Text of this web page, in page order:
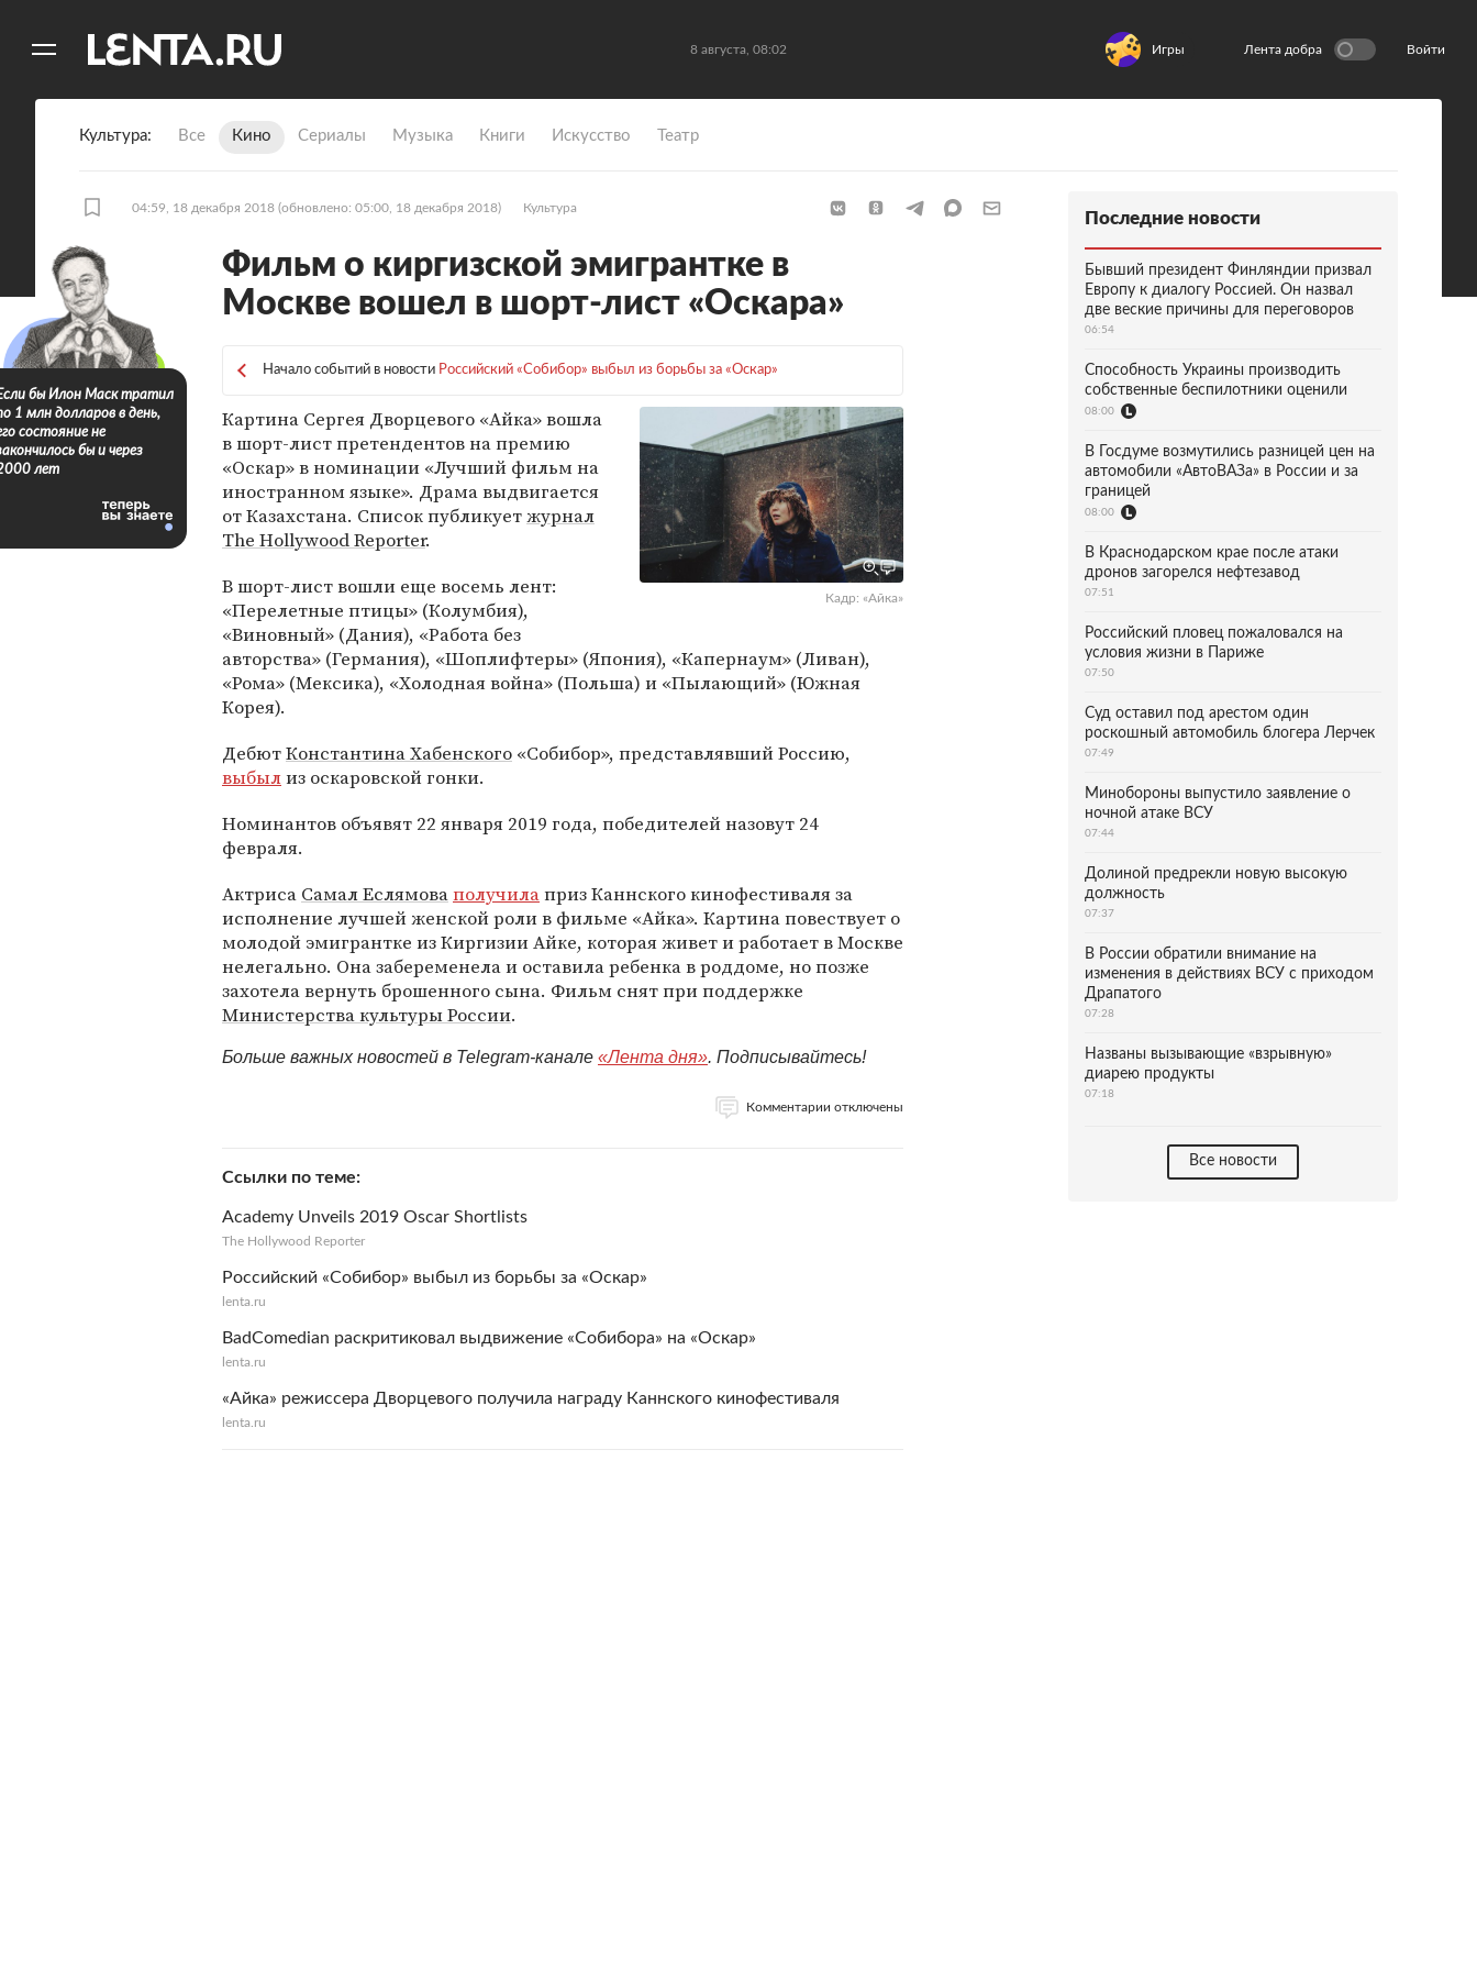
8 августа, 08:02 Игры Лента добра Войти
Культура Все Кино Сериалы Музыка Книги Искусство Театр
04:59, 18 декабря 2018 (обновлено: 05:00, 18 декабря 2018) Культура
Фильм о киргизской эмигрантке в
Москве вошел в шорт-лист «Оскара»
Начало событий в новости Российский «Собибор» выбыл из борьбы за «Оскар»
Кадр: «Айка»
Картина Сергея Дворцевого «Айка» вошла
в шорт-лист претендентов на премию
«Оскар» в номинации «Лучший фильм на
иностранном языке». Драма выдвигается
от Казахстана. Список публикуетжурнал
The Hollywood Reporter.
В шорт-лист вошли еще восемь лент:
«Перелетные птицы» (Колумбия),
«Виновный» (Дания), «Работа без
авторства» (Германия), «Шоплифтеры» (Япония), «Капернаум» (Ливан),
«Рома» (Мексика), «Холодная война» (Польша) и «Пылающий» (Южная
Корея).
ДебютКонстантина Хабенского «Собибор», представлявший Россию,
выбылиз оскаровской гонки.
Номинантов объявят 22 января 2019 года, победителей назовут 24
февраля.
Актриса Самал Еслямоваполучилаприз Каннского кинофестиваля за
исполнение лучшей женской роли в фильме «Айка». Картина повествует о
молодой эмигрантке из Киргизии Айке, которая живет и работает в Москве
нелегально. Она забеременела и оставила ребенка в роддоме, но позже
захотела вернуть брошенного сына. Фильм снят при поддержке
Министерства культуры России.
Больше важных новостей в Telegram-канале «Лента дня». Подписывайтесь!
Комментарии отключены
Ссылки по теме
Academy Unveils 2019 Oscar Shortlists
The Hollywood Reporter
Российский «Собибор» выбыл из борьбы за «Оскар»
lenta.ru
BadComedian раскритиковал выдвижение «Собибора» на «Оскар»
lenta.ru
«Айка» режиссера Дворцевого получила награду Каннского кинофестиваля
lenta.ru
бы Илон Маск тратил
1 млн долларов в день,
состояние не
бы и через
лет
Последние новости
Бывший президент Финляндии призвал
Европу к диалогу Россией. Он назвал
две веские причины для переговоров
06:54
Способность Украины производить
собственные беспилотники оценили
08:00
В Госдуме возмутились разницей цен на
автомобили «АвтоВАЗа» в России и за
границей
08:00
В Краснодарском крае после атаки
дронов загорелся нефтезавод
07:51
Российский пловец пожаловался на
условия жизни в Париже
07:50
Суд оставил под арестом один
роскошный автомобиль блогера Лерчек
07:49
Минобороны выпустило заявление о
ночной атаке ВСУ
07:44
Долиной предрекли новую высокую
должность
07:37
В России обратили внимание на
изменения в действиях ВСУ с приходом
Драпатого
07:28
Названы вызывающие «взрывную»
диарею продукты
07:18
Все новости